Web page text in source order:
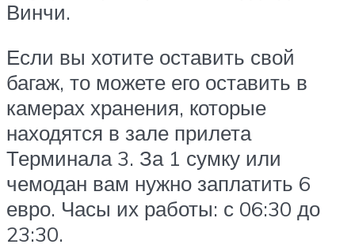
Винчи.
Если вы хотите оставить свой
багаж, то можете его оставить в
камерах хранения, которые
находятся в зале прилета
Терминала 3. За 1 сумку или
чемодан вам нужно заплатить 6
евро. Часы их работы: с 06:30 до
23:30.